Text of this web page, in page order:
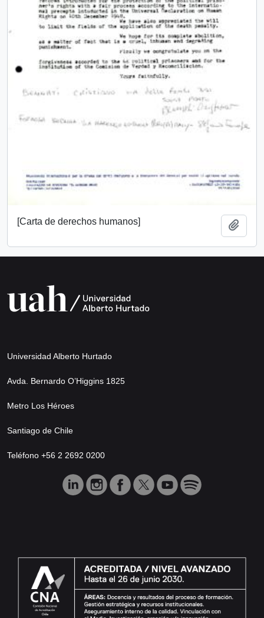
[Carta de derechos humanos]
Universidad Alberto Hurtado
Avda. Bernardo O’Higgins 1825
Metro Los Héroes
Santiago de Chile
Teléfono +56 2 2692 0200